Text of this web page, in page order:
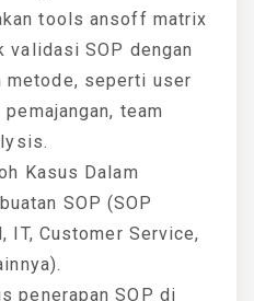
tools ansoff matrix
validasi SOP dengan
metode, seperti user
team
Kasus Dalam
SOP (SOP
IT, Customer Service,
penerapan SOP di